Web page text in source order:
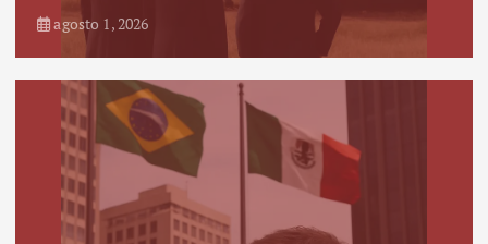
agosto 1, 2026